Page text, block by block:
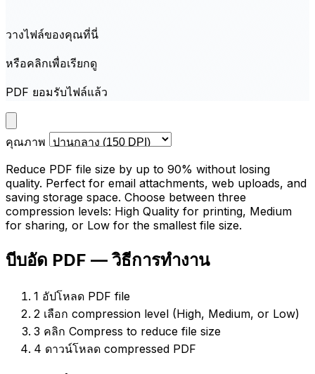
วางไฟล์ของคุณที่นี่
หรือคลิกเพื่อเรียกดู
PDF ยอมรับไฟล์แล้ว
คุณภาพ
Reduce PDF file size by up to 90% without losing
quality. Perfect for email attachments, web uploads, and
saving storage space. Choose between three
compression levels: High Quality for printing, Medium
for sharing, or Low for the smallest file size.
บีบอัด PDF — วิธีการทำงาน
1 อัปโหลด PDF file
2 เลือก compression level (High, Medium, or Low)
3 คลิก Compress to reduce file size
4 ดาวน์โหลด compressed PDF